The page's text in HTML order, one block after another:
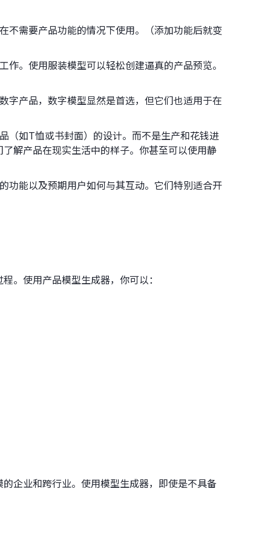
不需要产品功能的情况下使用。（添加功能后就变
。使用服装模型可以轻松创建逼真的产品预览。
字产品，数字模型显然是首选，但它们也适用于在
（如T恤或书封面）的设计。而不是生产和花钱进
解产品在现实生活中的样子。你甚至可以使用静
功能以及预期用户如何与其互动。它们特别适合开
。使用产品模型生成器，你可以：
企业和跨行业。使用模型生成器，即使是不具备